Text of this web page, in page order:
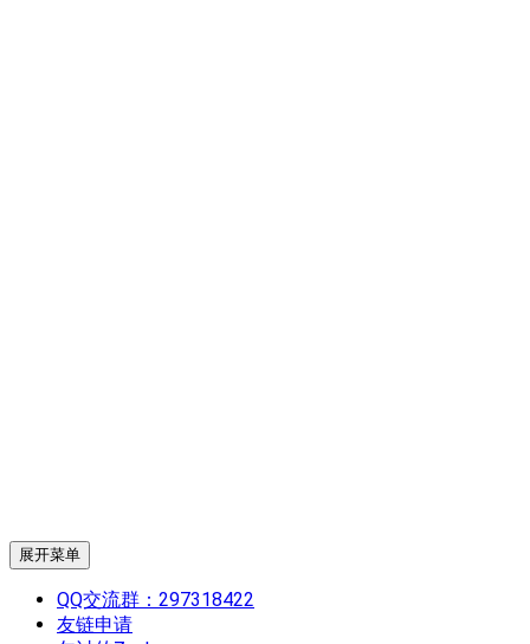
展开菜单
QQ交流群：297318422
友链申请